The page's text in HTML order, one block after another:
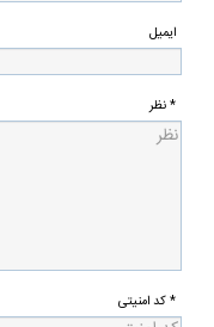
ایمیل
* نظر
* کد امنیتی